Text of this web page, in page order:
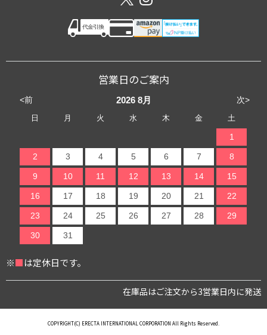
営業日のご案内
<前 次>
2026 8月
日 月 火 水 木 金 土
1
2 3 4 5 6 7 8
9 10 11 12 13 14 15
16 17 18 19 20 21 22
23 24 25 26 27 28 29
30 31
※■は定休日です。
在庫品はご注文から3営業日内に発送
COPYRIGHT(C) ERECTA INTERNATIONAL CORPORATION All Rights Reserved.